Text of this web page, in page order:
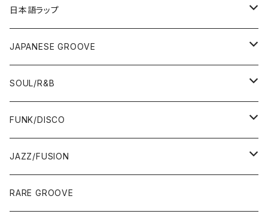
12"/7"
80'S OLD SCHOOL
EARLY 90'S MIDDLE〜NEW SCHOOL
WEST COAST/SOUTH
LP
80'S OLD SCHOOL
EARLY 90'S MIDDLE〜NEW SCHOOL
日本語ラップ
12"/7"
80'S OLD SCHOOL〜EARLY 90'S
MID〜LATE 90'S
LP
80'S OLD SCHOOL〜EARLY 90'S
MID〜LATE 90'S
CD/TAPE
CD-R/DEMO/SAMPLE
CD ALBUM
JAPANESE GROOVE
LP
60'S/70'S
80'S
7"/12"
60'S/70'S
80'S
SOUL/R&B
LP
60'S/70'S
80'S
12"/7"
60'S/70'S
FUNK/DISCO
LP
70'S
12"/7"
JAZZ/FUSION
JAZZ
RARE GROOVE